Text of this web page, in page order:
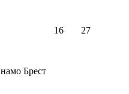
Брест
16 27